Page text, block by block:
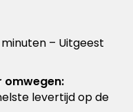
– Uitgeest
omwegen:
levertijd op de